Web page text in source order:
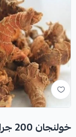
خولنجان 200 جرام